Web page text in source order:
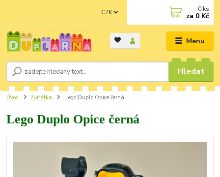
Menu
CZK
Hledat
0 ks
za 0 Kč
Úvod Zvířátka Lego Duplo Opice černá
Lego Duplo Opice černá